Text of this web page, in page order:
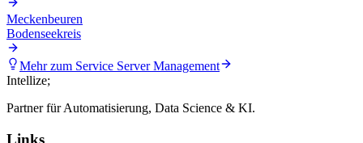
Meckenbeuren
Bodenseekreis
Mehr zum Service Server Management
Intellize;
Partner für Automatisierung, Data Science & KI.
Links